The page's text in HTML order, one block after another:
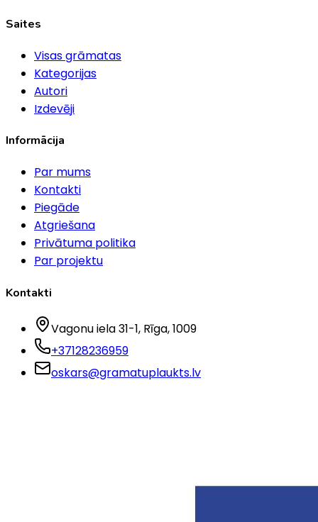
Saites
Visas grāmatas
Kategorijas
Autori
Izdevēji
Informācija
Par mums
Kontakti
Piegāde
Atgriešana
Privātuma politika
Par projektu
Kontakti
Vagonu iela 31-1, Rīga, 1009
+37128236959
oskars@gramatuplaukts.lv